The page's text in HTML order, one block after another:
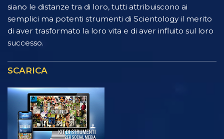
siano le distanze tra di loro, tutti attribuiscono ai
semplici ma potenti strumenti di Scientology il merito
di aver trasformato la loro vita e di aver influito sul loro
successo.
SCARICA